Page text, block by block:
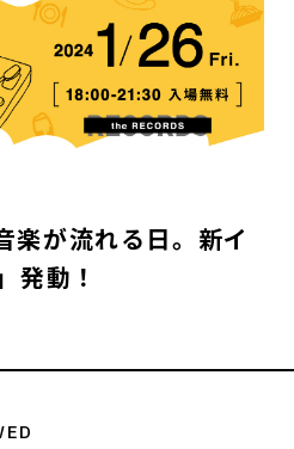
楽が流れる日。新イ
発動！